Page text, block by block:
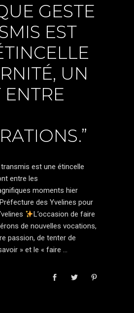
GESTE
EST
UN
est une étincelle
entre les
moments hier
des Yvelines pour
L’occasion de faire
de nouvelles vocations,
passion, de tenter de
» et le « faire